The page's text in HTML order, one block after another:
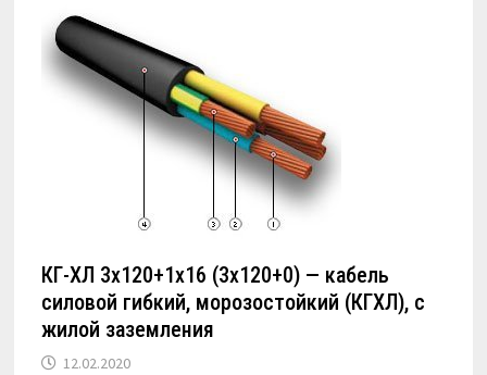
КГ-ХЛ 3х120+1х16 (3х120+0) — кабель
силовой гибкий, морозостойкий (КГХЛ), с
жилой заземления
12.02.2020